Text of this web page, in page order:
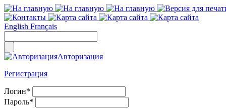
English Français
Авторизация
Регистрация
Логин*
Пароль*